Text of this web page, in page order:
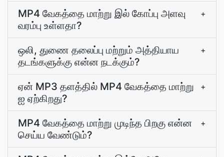
MP4 வேகத்தை மாற்று இல் கோப்பு அளவு
வரம்பு உள்ளதா?
+
ஒலி, துணை தலைப்பு மற்றும் அத்தியாய
தடங்களுக்கு என்ன நடக்கும்?
+
ஏன் MP3 தளத்தில் MP4 வேகத்தை மாற்று
ஐ ஏற்கிறது?
+
MP4 வேகத்தை மாற்று முடிந்த பிறகு என்ன
செய்ய வேண்டும்?
+